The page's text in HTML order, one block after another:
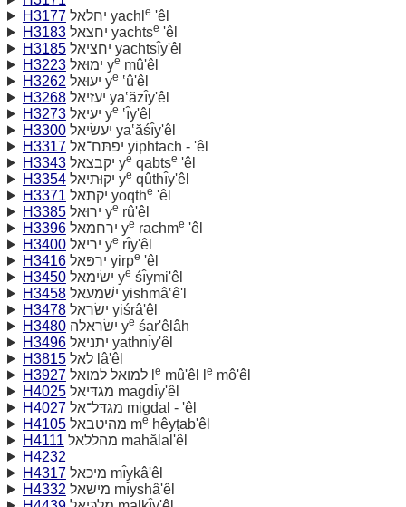
H3177
יחלאל yachl e 'êl
H3183
יחצאל yachtse 'êl
H3185
יחציאל yachtsı̂y'êl
H3223
ימוּאל ye mû'êl
H3262
יעוּאל ye ‛û'êl
H3268
יעזיאל ya‛ăzı̂y'êl
H3273
יעיאל ye ‛ı̂y'êl
H3300
יעשׂיאל ya‛ăśı̂y'êl
H3317
יפתּח־אל yiphtach - 'êl
H3343
יקבצאל ye qabtse 'êl
H3354
יקוּתיאל ye qûthı̂y'êl
H3371
יקתאל yoqthe 'êl
H3385
ירוּאל ye rû'êl
H3396
ירחמאל ye rachme 'êl
H3400
יריאל ye rı̂y'êl
H3416
ירפּאל yirpe 'êl
H3450
ישׂימאל ye śı̂ymi'êl
H3458
ישׁמעאל yishmâ‛ê'l
H3478
ישׂראל yiśrâ'êl
H3480
ישׂראלה ye śar'êlâh
H3496
יתניאל yathnı̂y'êl
H3815
לאל lâ'êl
H3927
למואל למוּאל l e mû'êl l e mô'êl
H4025
מגדּיאל magdı̂y'êl
H4027
מגדּל־אל migdal - 'êl
H4105
מהיטבאל me hêyṭab'êl
H4111
מהללאל mahălal'êl
H4232
H4317
מיכאל mı̂ykâ'êl
H4332
מישׁאל mı̂yshâ'êl